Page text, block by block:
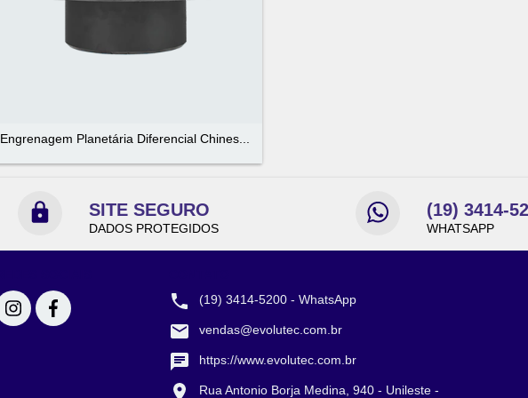
Engrenagem Planetária Diferencial Chines...
SITE SEGURO
DADOS PROTEGIDOS
(19) 3414-
WHATSAPP
(19) 3414-5200 - WhatsApp
vendas@evolutec.com.br
https://www.evolutec.com.br
Rua Antonio Borja Medina, 940 - Unileste -